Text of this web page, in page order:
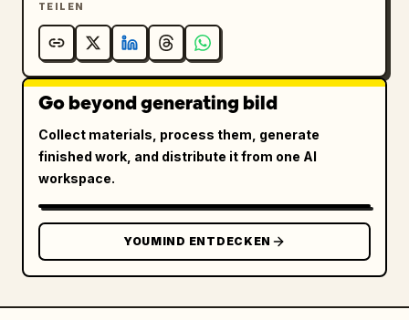
TEILEN
Go beyond generating bild
Collect materials, process them, generate
finished work, and distribute it from one AI
workspace.
YOUMIND ENTDECKEN